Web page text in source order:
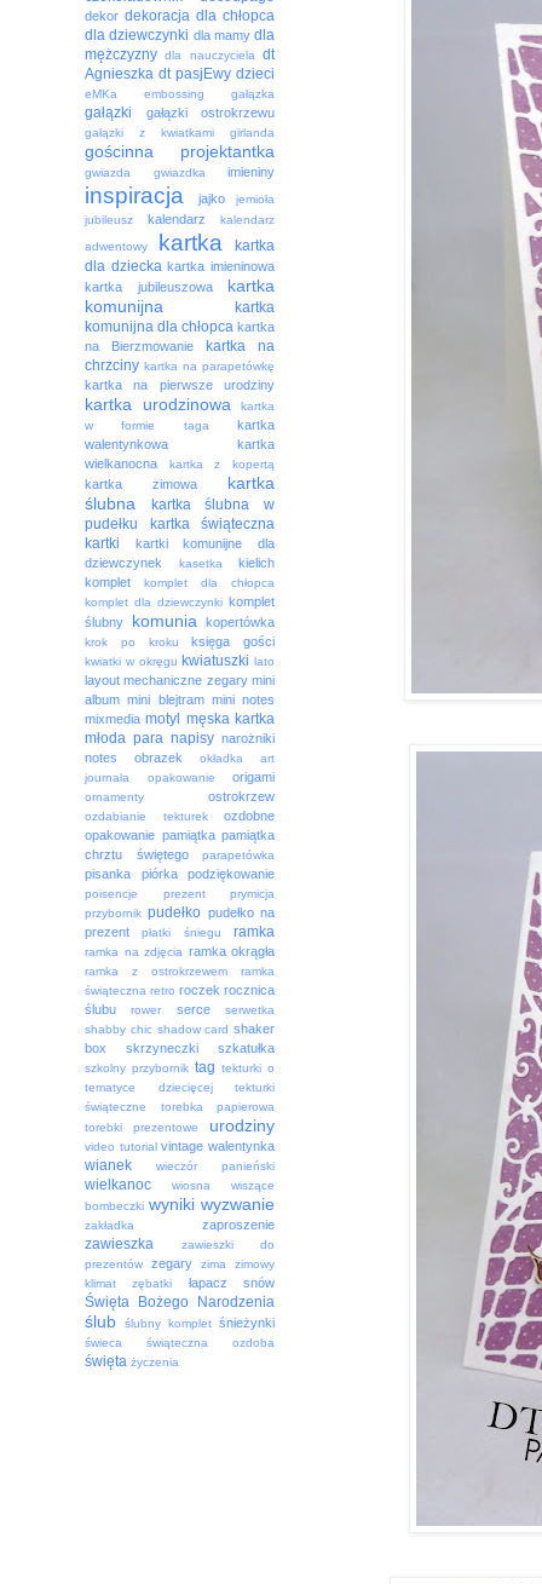
dekor dekoracja dla chłopca
dla dziewczynki dla mamy dla
mężczyzny dla nauczyciela dt
Agnieszka dt pasjEwy dzieci
eMKa embossing gałązka
gałązki gałązki ostrokrzewu
gałązki z kwiatkami girlanda
gościnna projektantka
gwiazda gwiazdka imieniny
inspiracja jajko
jemioła
jubileusz
kalendarz
kalendarz
adwentowy
kartka
kartka
dla dziecka kartka imieninowa
kartka jubileuszowa
kartka
komunijna
kartka
komunijna dla chłopca kartka
na Bierzmowanie
kartka na
chrzciny kartka na parapetówkę
kartka na pierwsze urodziny
kartka urodzinowa
kartka
w formie taga
kartka
walentynkowa
kartka
wielkanocna
kartka z kopertą
kartka zimowa
kartka
ślubna
kartka ślubna w
pudełku
kartka świąteczna
kartki
kartki komunijne dla
dziewczynek
kasetka
kielich
komplet
komplet dla chłopca
komplet dla dziewczynki komplet
ślubny
komunia kopertówka
krok po kroku księga gości
kwiatki w okręgu kwiatuszki lato
layout mechaniczne zegary mini
album mini blejtram mini notes
mixmedia motyl męska kartka
młoda para napisy narożniki
notes
obrazek
okładka art
journala
opakowanie origami
ornamenty ostrokrzew
ozdabianie tekturek
ozdobne
opakowanie pamiątka pamiątka
chrztu świętego
parapetówka
pisanka piórka podziękowanie
poisencje prezent
prymicja
przybornik pudełko pudełko na
prezent
płatki śniegu ramka
ramka na zdjęcia ramka okrągła
ramka z ostrokrzewem
ramka
świąteczna retro roczek rocznica
ślubu
rower serce
serwetka
shabby chic shadow card shaker
box
skrzyneczki szkatułka
szkolny przybornik tag tekturki o
tematyce dziecięcej
tekturki
świąteczne
torebka papierowa
torebki prezentowe
urodziny
video tutorial vintage walentynka
wianek wieczór panieński
wielkanoc wiosna
wiszące
bombeczki wyniki wyzwanie
zakładka zaproszenie
zawieszka
zawieszki do
prezentów
zegary zima
zimowy
klimat
zębatki łapacz snów
Święta Bożego Narodzenia
ślub ślubny komplet śnieżynki
świeca świąteczna ozdoba
święta życzenia